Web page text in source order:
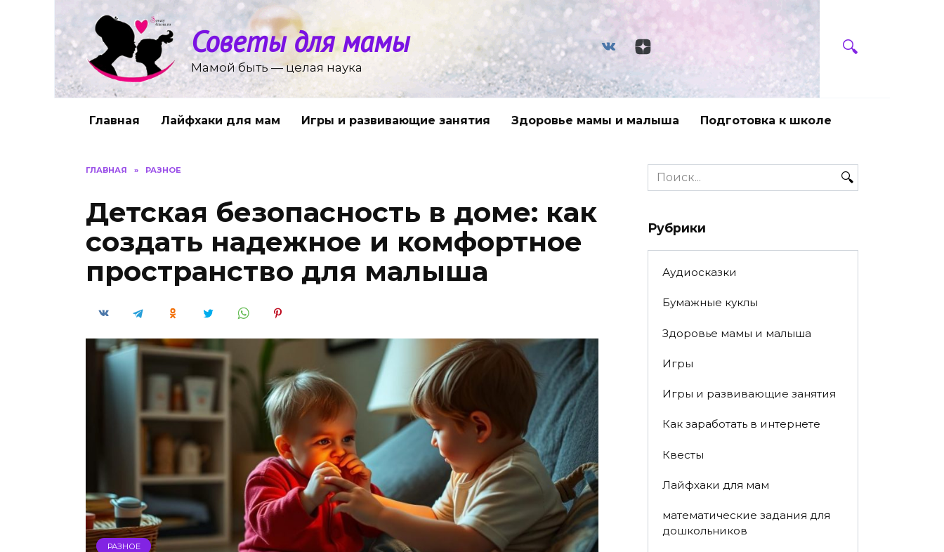
содержанию
Советы для мамы
Мамой быть — целая наука
Главная Лайфхаки для мам Игры и развивающие занятия Здоровье мамы и малыша Подготовка к школе
ГЛАВНАЯ » РАЗНОЕ
Детская безопасность в доме: как
создать надежное и комфортное
пространство для малыша
РАЗНОЕ
Search
for:
Рубрики
Аудиосказки
Бумажные куклы
Здоровье мамы и малыша
Игры
Игры и развивающие занятия
Как заработать в интернете
Квесты
Лайфхаки для мам
математические задания для
дошкольников